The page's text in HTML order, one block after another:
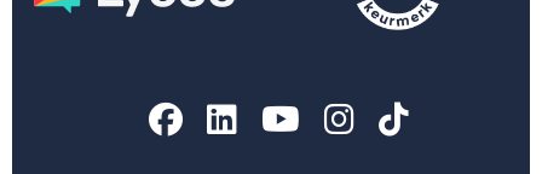
Facebook
LinkedIn
YouTube
Instagram
TikTok